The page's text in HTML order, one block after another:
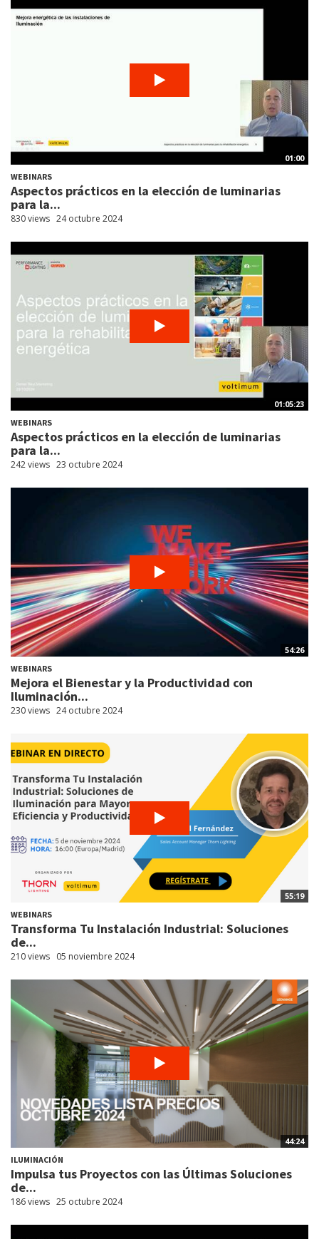
01:00
WEBINARS
Aspectos prácticos en la elección de luminarias
para la...
830 views 24 octubre 2024
01:05:23
WEBINARS
Aspectos prácticos en la elección de luminarias
para la...
242 views 23 octubre 2024
54:26
WEBINARS
Mejora el Bienestar y la Productividad con
Iluminación...
230 views 24 octubre 2024
55:19
WEBINARS
Transforma Tu Instalación Industrial: Soluciones
de...
210 views 05 noviembre 2024
44:24
ILUMINACIÓN
Impulsa tus Proyectos con las Últimas Soluciones
de...
186 views 25 octubre 2024